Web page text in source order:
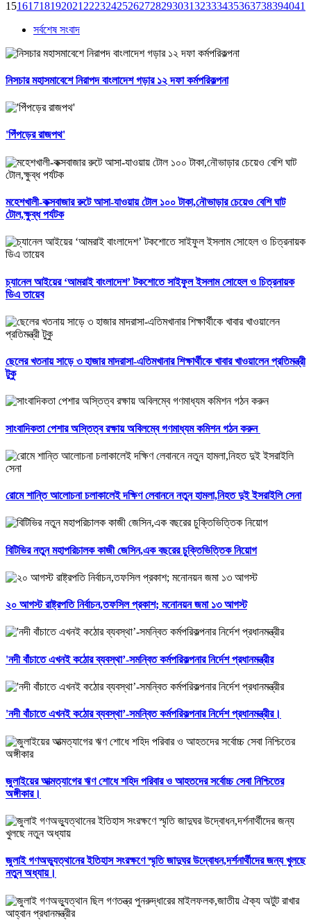
15161718192021 2223242526272829303132333435363738394041
সর্বশেষ সংবাদ
নিসচার মহাসমাবেশে নিরাপদ বাংলাদেশ গড়ার ১২ দফা কর্মপরিকল্পনা
'পিঁপড়ের রাজপথ'
মহেশখালী-কক্সবাজার রুটে আসা-যাওয়ায় টোল ১০০ টাকা,নৌভাড়ার চেয়েও বেশি ঘাট
টোল,ক্ষুব্ধ পর্যটক
চ্যানেল আইয়ের ‘আমরাই বাংলাদেশ’ টকশোতে সাইফুল ইসলাম সোহেল ও চিত্রনায়ক
ডিএ তায়েব
ছেলের খতনায় সাড়ে ৩ হাজার মাদরাসা-এতিমখানার শিক্ষার্থীকে খাবার খাওয়ালেন প্রতিমন্ত্রী
টুকু
সাংবাদিকতা পেশার অস্তিত্ব রক্ষায় অবিলম্বে গণমাধ্যম কমিশন গঠন করুন ‎
রোমে শান্তি আলোচনা চলাকালেই দক্ষিণ লেবাননে নতুন হামলা,নিহত দুই ইসরাইলি সেনা
বিটিভির নতুন মহাপরিচালক কাজী জেসিন,এক বছরের চুক্তিভিত্তিক নিয়োগ
২০ আগস্ট রাষ্ট্রপতি নির্বাচন,তফসিল প্রকাশ; মনোনয়ন জমা ১৩ আগস্ট
'নদী বাঁচাতে এখনই কঠোর ব্যবস্থা’-সমন্বিত কর্মপরিকল্পনার নির্দেশ প্রধানমন্ত্রীর
'নদী বাঁচাতে এখনই কঠোর ব্যবস্থা’-সমন্বিত কর্মপরিকল্পনার নির্দেশ প্রধানমন্ত্রীর।
জুলাইয়ের আত্মত্যাগের ঋণ শোধে শহিদ পরিবার ও আহতদের সর্বোচ্চ সেবা নিশ্চিতের
অঙ্গীকার।
জুলাই গণঅভ্যুত্থানের ইতিহাস সংরক্ষণে স্মৃতি জাদুঘর উদ্বোধন,দর্শনার্থীদের জন্য খুলছে
নতুন অধ্যায়।